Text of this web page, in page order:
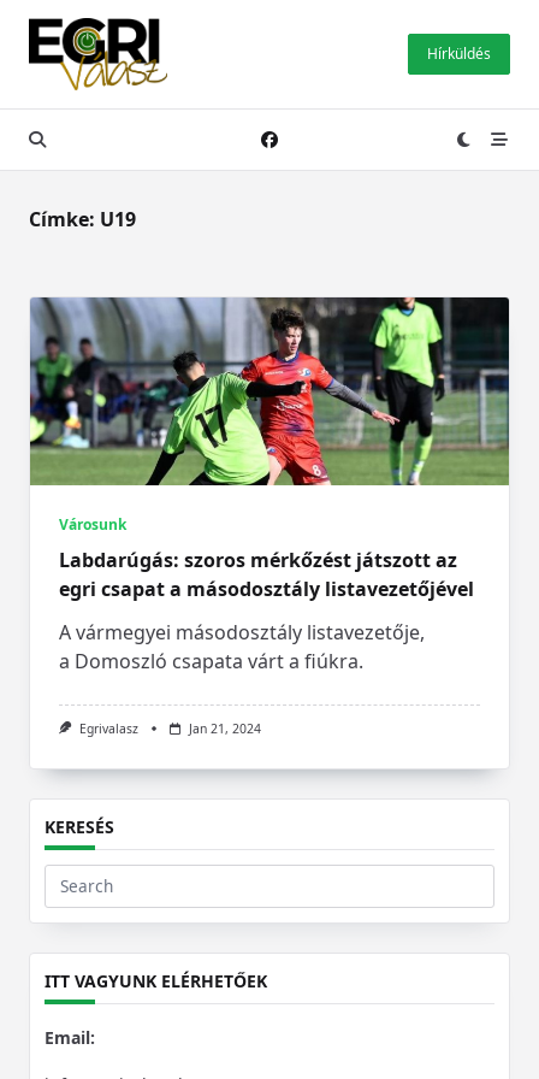
Skip
content
Hírküldés
Címke: U19
Városunk
Labdarúgás: szoros mérkőzést játszott az
egri csapat a másodosztály listavezetőjével
A vármegyei másodosztály listavezetője,
a Domoszló csapata várt a fiúkra.
Egrivalasz Jan 21, 2024
KERESÉS
Search
for:
ITT VAGYUNK ELÉRHETŐEK
Email: